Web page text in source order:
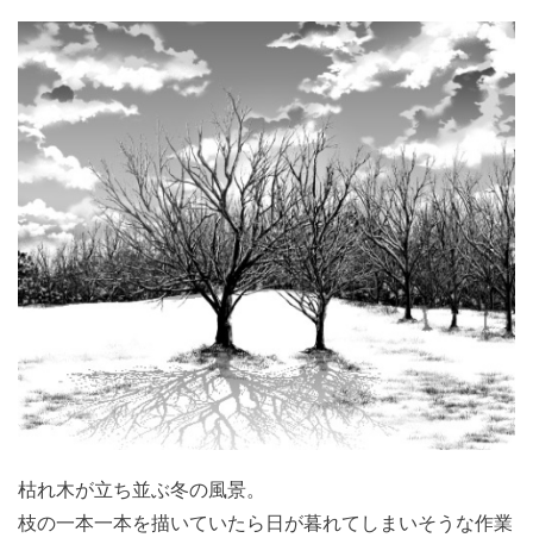
枯れ木が立ち並ぶ冬の風景。
枝の一本一本を描いていたら日が暮れてしまいそうな作業